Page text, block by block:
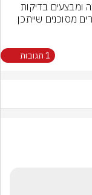
בשעה זו פועלים לוחמי האש וצוותי הניטור במבנה ומבצעים בדיקות
1 תגובות